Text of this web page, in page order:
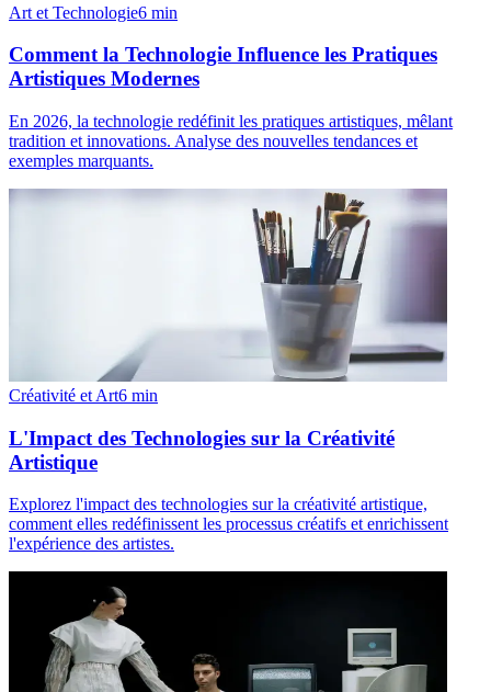
Art et Technologie6 min
Comment la Technologie Influence les Pratiques
Artistiques Modernes
En 2026, la technologie redéfinit les pratiques artistiques, mêlant
tradition et innovations. Analyse des nouvelles tendances et
exemples marquants.
Créativité et Art6 min
L'Impact des Technologies sur la Créativité
Artistique
Explorez l'impact des technologies sur la créativité artistique,
comment elles redéfinissent les processus créatifs et enrichissent
l'expérience des artistes.